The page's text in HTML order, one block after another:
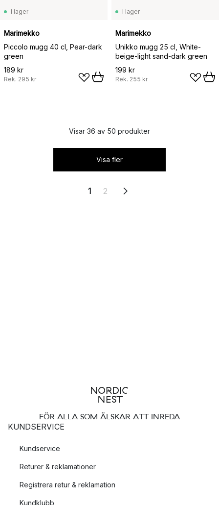
I lager
Marimekko
Piccolo mugg 40 cl, Pear-dark
green
189 kr
Rek. 295 kr
I lager
Marimekko
Unikko mugg 25 cl, White-
beige-light sand-dark green
199 kr
Rek. 255 kr
Visar 36 av 50 produkter
Visa fler
1 2
FÖR ALLA SOM ÄLSKAR ATT INREDA
KUNDSERVICE
Kundservice
Returer & reklamationer
Registrera retur & reklamation
Kundklubb